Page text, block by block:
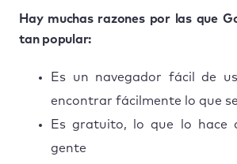
Hay muchas razones por las que
tan popular:
Es un navegador fácil de
encontrar fácilmente lo que
Es gratuito, lo que lo hace
gente